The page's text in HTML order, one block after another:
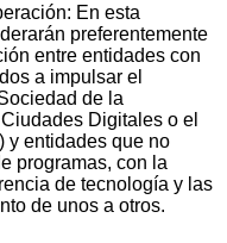
En esta
preferentemente
entre entidades con
a impulsar el
de la
Digitales o el
y entidades que no
programas, con la
de tecnología y las
de unos a otros.